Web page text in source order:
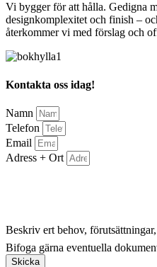
Vi bygger för att hålla. Gedigna
designkomplexitet och finish –
återkommer vi med förslag och
Kontakta oss idag!
Namn
Telefon
Email
Adress + Ort
Beskriv ert behov,
Bifoga gärna eventuella
Skicka